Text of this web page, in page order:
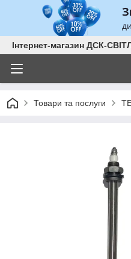
Інтернет-магазин ДСК-
Товари та послуги